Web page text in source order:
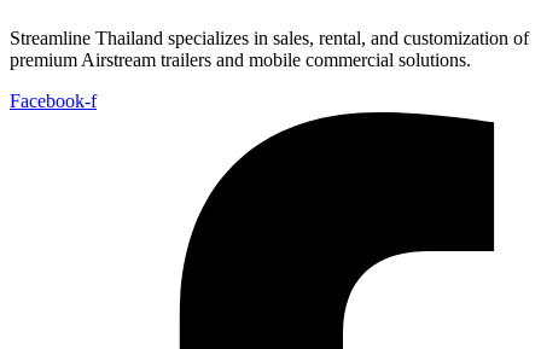
Streamline Thailand specializes in sales, rental, and customization of
premium Airstream trailers and mobile commercial solutions.
Facebook-f